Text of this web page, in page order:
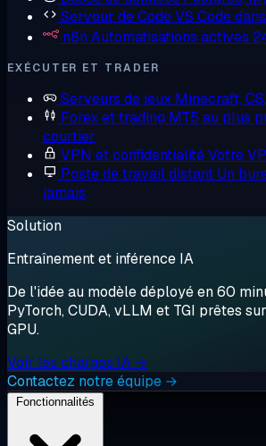
Serveur de CodeVS Code
n8n Automatisations actives
EXÉCUTER ET TRADER
Serveurs de jeux Minecraft,
Forex et trading MT5 au plus
courtier
VPN et confidentialitéVotre
Poste de travail distant Un
jamais
Solution
Entraînement et inférence IA
De l'idée au modèle déployé en 60
PyTorch, CUDA, vLLM et TGI prêtes
GPU.
Voir les charges IA →
Contactez notre équipe →